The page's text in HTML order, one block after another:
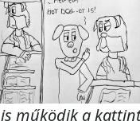
működik a